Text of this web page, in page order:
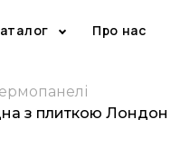
Про нас
з плиткою